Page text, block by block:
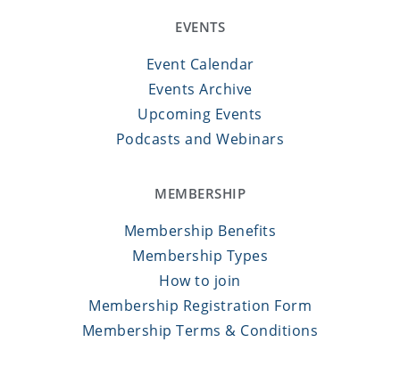
EVENTS
Event Calendar
Events Archive
Upcoming Events
Podcasts and Webinars
MEMBERSHIP
Membership Benefits
Membership Types
How to join
Membership Registration Form
Membership Terms & Conditions